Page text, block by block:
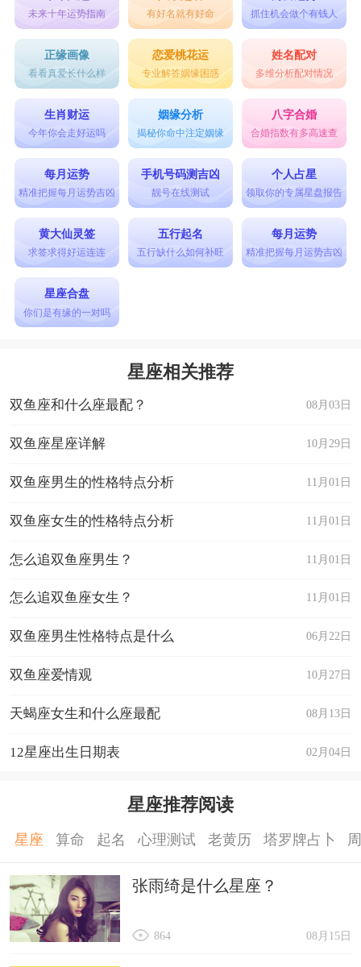
未来十年运势指南 有好名就有好命 抓住机会做个有钱人
正缘画像
看看真爱长什么样
恋爱桃花运
专业解答姻缘困惑
姓名配对
多维分析配对情况
生肖财运
今年你会走好运吗
姻缘分析
揭秘你命中注定姻缘
八字合婚
合婚指数有多高速查
每月运势
精准把握每月运势吉凶
手机号码测吉凶
靓号在线测试
个人占星
领取你的专属星盘报告
黄大仙灵签
求签求得好运连连
五行起名
五行缺什么如何补旺
每月运势
精准把握每月运势吉凶
星座合盘
你们是有缘的一对吗
星座相关推荐
08月03日
双鱼座和什么座最配？
10月29日
双鱼座星座详解
11月01日
双鱼座男生的性格特点分析
11月01日
双鱼座女生的性格特点分析
11月01日
怎么追双鱼座男生？
11月01日
怎么追双鱼座女生？
06月22日
双鱼座男生性格特点是什么
10月27日
双鱼座爱情观
08月13日
天蝎座女生和什么座最配
02月04日
12星座出生日期表
星座推荐阅读
星座 算命 起名 心理测试 老黄历 塔罗牌占卜
张雨绮是什么星座？
08月15日
864